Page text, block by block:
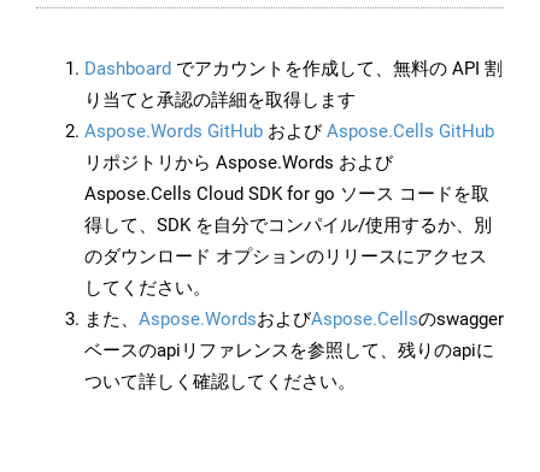
Dashboard でアカウントを作成して、無料の API 割
り当てと承認の詳細を取得します
Aspose.Words GitHub およびAspose.Cells GitHub
リポジトリから Aspose.Words および
Aspose.Cells Cloud SDK for go ソース コードを取
得して、SDK を自分でコンパイル/使用するか、別
のダウンロード オプションのリリースにアクセス
してください。
また、 Aspose.WordsおよびAspose.Cellsのswagger
ベースのapiリファレンスを参照して、残りのapiに
ついて詳しく確認してください。